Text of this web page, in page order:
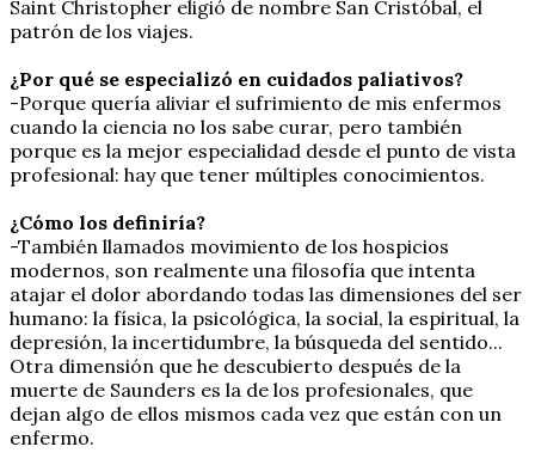
Saint Christopher eligió de nombre San Cristóbal, el
patrón de los viajes.
¿Por qué se especializó en cuidados paliativos?
-Porque quería aliviar el sufrimiento de mis enfermos
cuando la ciencia no los sabe curar, pero también
porque es la mejor especialidad desde el punto de vista
profesional: hay que tener múltiples conocimientos.
¿Cómo los definiría?
-También llamados movimiento de los hospicios
modernos, son realmente una filosofía que intenta
atajar el dolor abordando todas las dimensiones del ser
humano: la física, la psicológica, la social, la espiritual, la
depresión, la incertidumbre, la búsqueda del sentido...
Otra dimensión que he descubierto después de la
muerte de Saunders es la de los profesionales, que
dejan algo de ellos mismos cada vez que están con un
enfermo.